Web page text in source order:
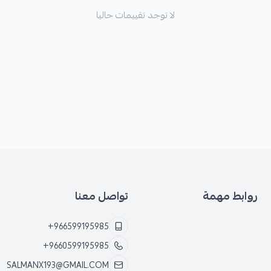
لا توجد تقييمات حاليا
روابط مهمة تواصل معنا
+966599195985
+9660599195985
SALMANX193@GMAIL.COM